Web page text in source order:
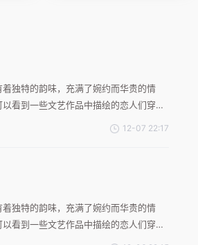
独特的韵味，充满了婉约而华贵的情
看到一些文艺作品中描绘的恋人们穿越
而含蓄的爱意。这种浪漫，不单单是一
12-07 22:17
独特的韵味，充满了婉约而华贵的情
看到一些文艺作品中描绘的恋人们穿越
而含蓄的爱意。这种浪漫，不单单是一